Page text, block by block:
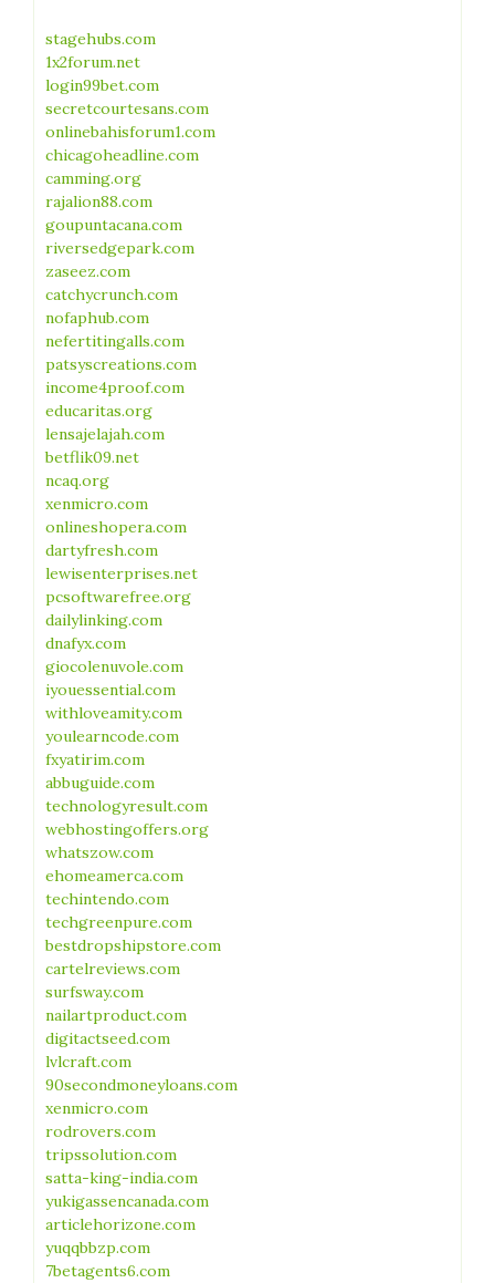
stagehubs.com
1x2forum.net
login99bet.com
secretcourtesans.com
onlinebahisforum1.com
chicagoheadline.com
camming.org
rajalion88.com
goupuntacana.com
riversedgepark.com
zaseez.com
catchycrunch.com
nofaphub.com
nefertitingalls.com
patsyscreations.com
income4proof.com
educaritas.org
lensajelajah.com
betflik09.net
ncaq.org
xenmicro.com
onlineshopera.com
dartyfresh.com
lewisenterprises.net
pcsoftwarefree.org
dailylinking.com
dnafyx.com
giocolenuvole.com
iyouessential.com
withloveamity.com
youlearncode.com
fxyatirim.com
abbuguide.com
technologyresult.com
webhostingoffers.org
whatszow.com
ehomeamerca.com
techintendo.com
techgreenpure.com
bestdropshipstore.com
cartelreviews.com
surfsway.com
nailartproduct.com
digitactseed.com
lvlcraft.com
90secondmoneyloans.com
xenmicro.com
rodrovers.com
tripssolution.com
satta-king-india.com
yukigassencanada.com
articlehorizone.com
yuqqbbzp.com
7betagents6.com